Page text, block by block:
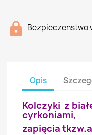
Bezpieczenstwo
Opis
Kolczyki z
cyrkoniami,
zapięcia